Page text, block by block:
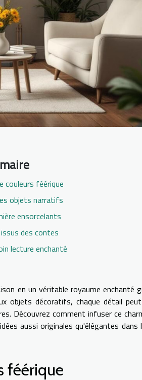
couleurs féérique
objets narratifs
ensorcelants
des contes
lecture enchanté
en un véritable royaume enchanté
objets décoratifs, chaque détail
Découvrez comment infuser ce
aussi originales qu'élégantes dans
féérique